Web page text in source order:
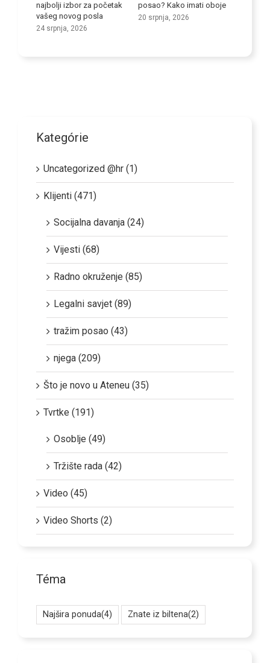
najbolji izbor za početak
vašeg novog posla
24 srpnja, 2026
posao? Kako imati oboje
20 srpnja, 2026
Kategórie
Uncategorized @hr (1)
Klijenti (471)
Socijalna davanja (24)
Vijesti (68)
Radno okruženje (85)
Legalni savjet (89)
tražim posao (43)
njega (209)
Što je novo u Ateneu (35)
Tvrtke (191)
Osoblje (49)
Tržište rada (42)
Video (45)
Video Shorts (2)
Téma
Najšira ponuda(4) Znate iz biltena(2)